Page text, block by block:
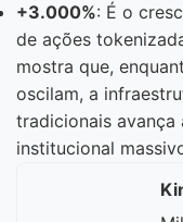
+3.000%: É o
de ações
mostra que,
oscilam, a
tradicionais avança
institucional